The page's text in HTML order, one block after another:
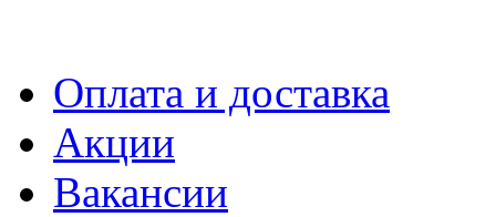
Оплата и доставка
Акции
Вакансии